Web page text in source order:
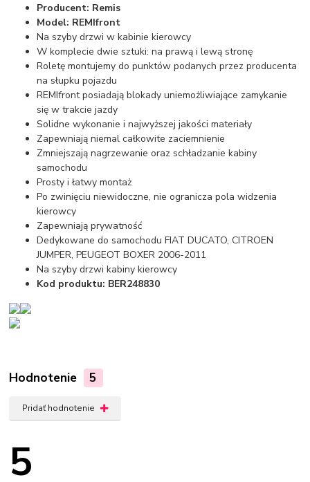
Producent: Remis
Model: REMIfront
Na szyby drzwi w kabinie kierowcy
W komplecie dwie sztuki: na prawą i lewą stronę
Roletę montujemy do punktów podanych przez producenta
na słupku pojazdu
REMIfront posiadają blokady uniemożliwiające zamykanie
się w trakcie jazdy
Solidne wykonanie i najwyższej jakości materiały
Zapewniają niemal całkowite zaciemnienie
Zmniejszają nagrzewanie oraz schładzanie kabiny
samochodu
Prosty i łatwy montaż
Po zwinięciu niewidoczne, nie ogranicza pola widzenia
kierowcy
Zapewniają prywatność
Dedykowane do samochodu FIAT DUCATO, CITROEN
JUMPER, PEUGEOT BOXER 2006-2011
Na szyby drzwi kabiny kierowcy
Kod produktu: BER248830
Hodnotenie 5
Pridať hodnotenie
5